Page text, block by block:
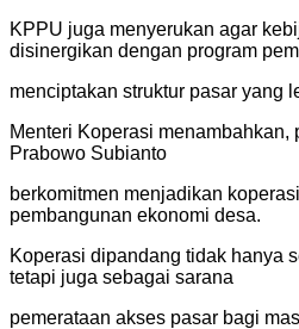
KPPU juga menyerukan agar
disinergikan dengan program
menciptakan struktur pasar yang
Menteri Koperasi menambahkan,
Prabowo Subianto
berkomitmen menjadikan
pembangunan ekonomi desa.
Koperasi dipandang tidak hanya
tetapi juga sebagai sarana
pemerataan akses pasar bagi